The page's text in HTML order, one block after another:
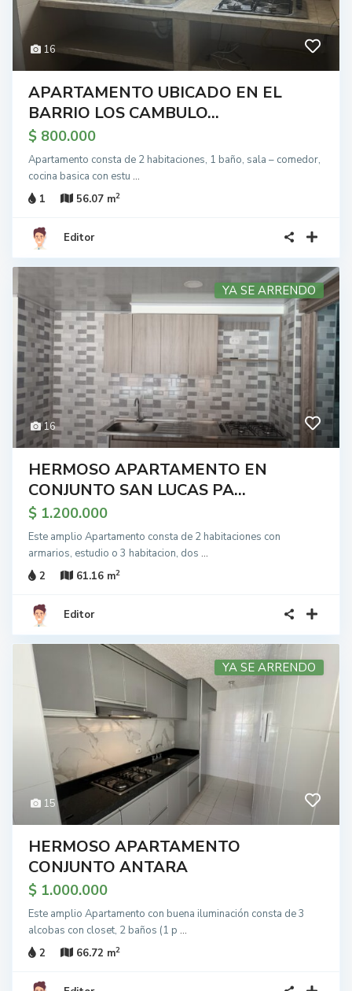
16
APARTAMENTO UBICADO EN EL
BARRIO LOS CAMBULO...
$ 800.000
Apartamento consta de 2 habitaciones, 1 baño, sala – comedor,
cocina basica con estu ...
1
56.07 m2
Editor
16
YA SE ARRENDO
HERMOSO APARTAMENTO EN
CONJUNTO SAN LUCAS PA...
$ 1.200.000
Este amplio Apartamento consta de 2 habitaciones con
armarios, estudio o 3 habitacion, dos ...
2
61.16 m2
Editor
15
YA SE ARRENDO
HERMOSO APARTAMENTO
CONJUNTO ANTARA
$ 1.000.000
Este amplio Apartamento con buena iluminación consta de 3
alcobas con closet, 2 baños (1 p ...
2
66.72 m2